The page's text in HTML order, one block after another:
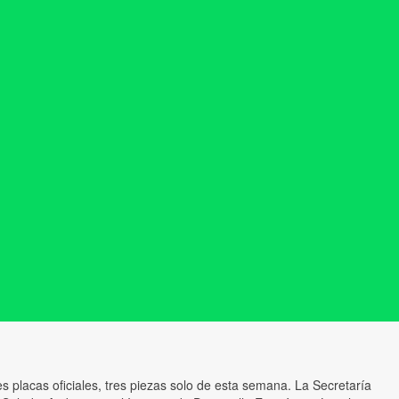
placas oficiales, tres piezas solo de esta semana. La Secretaría